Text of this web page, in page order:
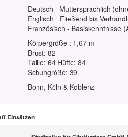
Deutsch - Muttersprachlich
Englisch - Fließend bis
Französisch - Basiskenntnisse
Körpergröße : 1,67 m
Brust: 82
Taille: 64 Hüfte: 84
Schuhgröße: 39
Bonn, Köln & Koblenz
Einsätzen